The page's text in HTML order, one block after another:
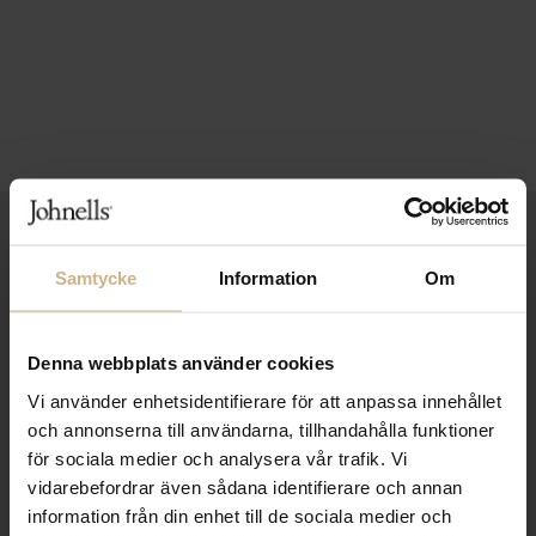
Samtycke Information Om
Denna webbplats använder cookies
Vi använder enhetsidentifierare för att anpassa innehållet
och annonserna till användarna, tillhandahålla funktioner
för sociala medier och analysera vår trafik. Vi
vidarebefordrar även sådana identifierare och annan
information från din enhet till de sociala medier och
FRI FRAKT FRÅN 999 KR
Håll dig uppdaterad
PRENUMERERA PÅ VÅRT NYHETSBREV